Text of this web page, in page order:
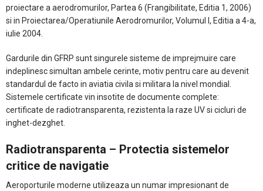
proiectare a aerodromurilor, Partea 6 (Frangibilitate, Editia 1, 2006)
si in Proiectarea/Operatiunile Aerodromurilor, Volumul I, Editia a 4-a,
iulie 2004.
Gardurile din GFRP sunt singurele sisteme de imprejmuire care
indeplinesc simultan ambele cerinte, motiv pentru care au devenit
standardul de facto in aviatia civila si militara la nivel mondial.
Sistemele certificate vin insotite de documente complete:
certificate de radiotransparenta, rezistenta la raze UV si cicluri de
inghet-dezghet.
Radiotransparenta – Protectia sistemelor
critice de navigatie
Aeroporturile moderne utilizeaza un numar impresionant de